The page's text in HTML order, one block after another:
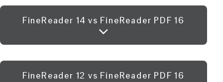
FineReader 14 vs FineReader PDF 16
FineReader 12 vs FineReader PDF 16